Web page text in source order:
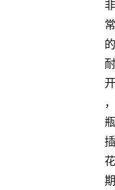
非
常
的
耐
开
，
瓶
插
花
期